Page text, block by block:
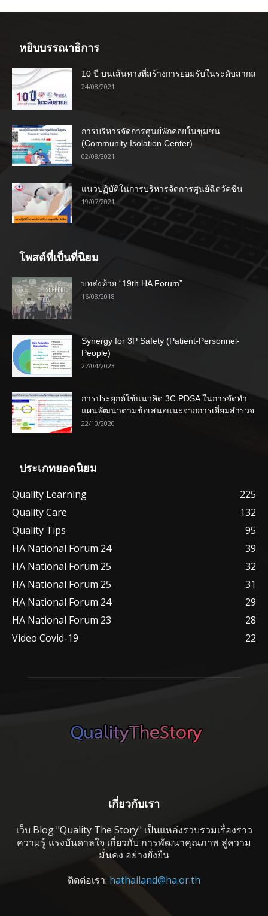
หยิบบรรณาธิการ
10 ปี บนเส้นทางที่สร้างการยอมรับในระดับสากล
24/08/2021
การบริหารจัดการศูนย์พักคอยในชุมชน
(Community Isolation Center)
02/08/2021
แนวปฏิบัติในการบริหารจัดการศูนย์ฉีดวัคซีน
19/07/2021
โพสต์ที่เป็นที่นิยม
บทส่งท้าย “19th HA Forum”
16/03/2018
Synergy for 3P Safety (Patient-Personnel-
People)
27/04/2023
การประยุกต์ใช้แนวคิด 3C PDSA ในการจัดทำ
แผนพัฒนาตามข้อเสนอแนะจากการเยี่ยมสำรวจ
22/10/2020
ประเภทยอดนิยม
Quality Learning
225
Quality Care
132
Quality Tips
95
HA National Forum 24
39
HA National Forum 25
32
HA National Forum 25
31
HA National Forum 24
29
HA National Forum 23
28
Video Covid-19
22
เกี่ยวกับเรา
เว็บ Blog "Quality The Story" เป็นแหล่งรวบรวมเรื่องราว
ความรู้ แรงบันดาลใจ เกี่ยวกับ การพัฒนาคุณภาพ สู่ความ
มั่นคง อย่างยั่งยืน
ติดต่อเรา: hathailand@ha.or.th